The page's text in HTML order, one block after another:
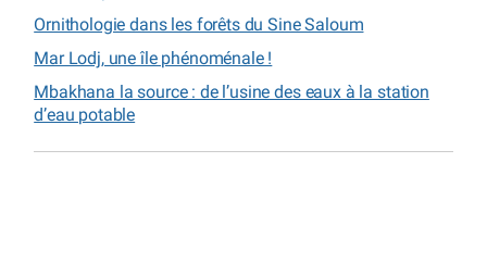
Ornithologie dans les forêts du Sine Saloum
Mar Lodj, une île phénoménale !
Mbakhana la source : de l’usine des eaux à la station
d’eau potable